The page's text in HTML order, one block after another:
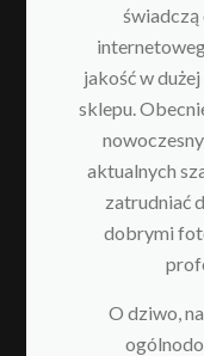
świadczą
jakość w
sklepu.
aktualnych
zatrudniać
dobrymi
O dziwo,